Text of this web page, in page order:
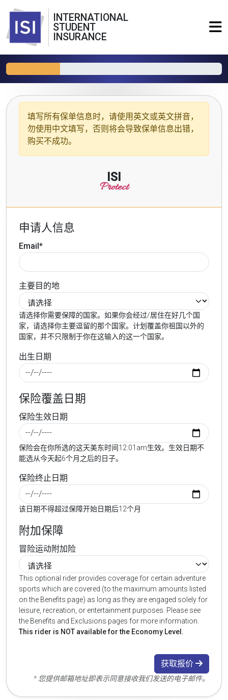
INTERNATIONAL
STUDENT
INSURANCE
填写所有保单信息时，请使用 英文或英文拼音，
勿使用中文填写，否则将会导致保单信息出错，
购买不成功。
ISI
Protect
申请人信息
Email*
主要目的地
请选择你需要保障的国家。如果你会经过/居住在好几个国
家，请选择你主要逗留的那个国家。计划覆盖你祖国以外的
国家，并不只限制于你在这输入的这一个国家。
出生日期
保险覆盖日期
保险生效日期
保险会在你所选的这天美东时间12:01am生效。生效日期不
能选从今天起6个月之后的日子。
保险终止日期
该日期不得超过保障开始日期后12个月
附加保障
冒险运动附加险
This optional rider provides coverage for certain adventure
sports which are covered (to the maximum amounts listed
on the Benefits page) as long as they are engaged solely for
leisure, recreation, or entertainment purposes. Please see
the Benefits and Exclusions pages for more information.
This rider is NOT available for the Economy Level.
获取报价
* 您提供邮箱地址即表示同意接收我们发送的电子邮件。